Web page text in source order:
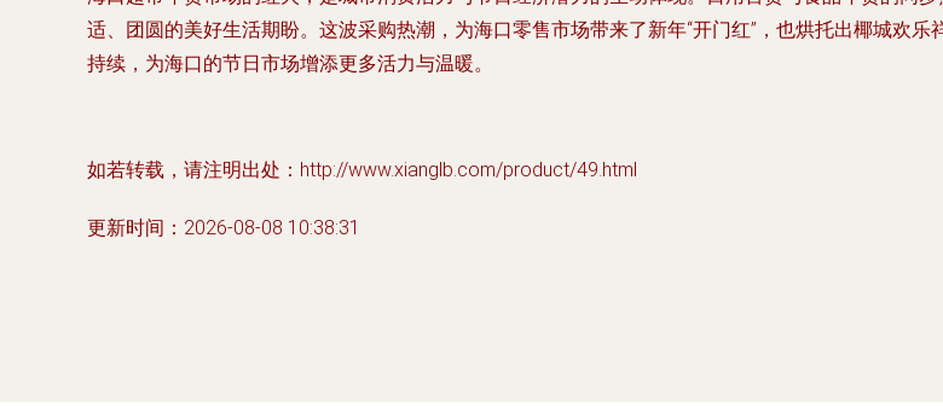
适、团圆的美好生活期盼。这波采购热潮，为海口零售市场带来了新年“开门红”，也烘托出椰城欢
持续，为海口的节日市场增添更多活力与温暖。
如若转载，请注明出处：http://www.xianglb.com/product/49.html
更新时间：2026-08-08 10:38:31